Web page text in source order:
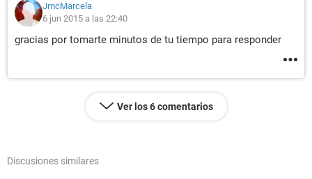
JmcMarcela
6 jun 2015 a las 22:40
gracias por tomarte minutos de tu tiempo para responder
Ver los 6 comentarios
Discusiones similares